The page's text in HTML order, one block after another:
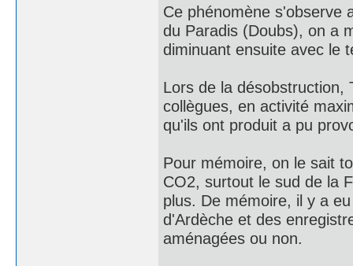
Ce phénomène s'observe
du Paradis (Doubs), on a
diminuant ensuite avec le
Lors de la désobstruction,
collègues, en activité
qu'ils ont produit a pu
Pour mémoire, on le sait
CO2, surtout le sud de la
plus. De mémoire, il y a
d'Ardèche et des
aménagées ou non.